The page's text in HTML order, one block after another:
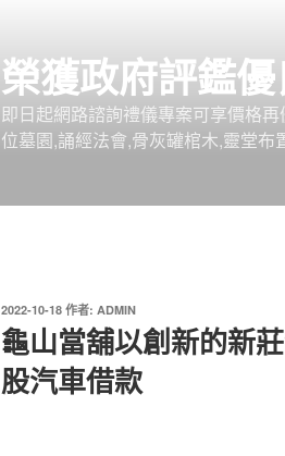
榮獲政府評鑑
即日起網路諮詢禮儀專案可享價格
位墓園,誦經法會,骨灰罐棺木,靈堂布
發
佈
於
2022-10-18 作者: ADMIN
龜山當舖以創新的新
股汽車借款